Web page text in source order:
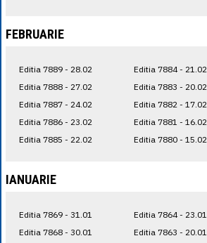
FEBRUARIE
Editia 7889 - 28.02
Editia 7888 - 27.02
Editia 7887 - 24.02
Editia 7886 - 23.02
Editia 7885 - 22.02
Editia 7884 - 21.02
Editia 7883 - 20.02
Editia 7882 - 17.02
Editia 7881 - 16.02
Editia 7880 - 15.02
IANUARIE
Editia 7869 - 31.01
Editia 7868 - 30.01
Editia 7864 - 23.01
Editia 7863 - 20.01